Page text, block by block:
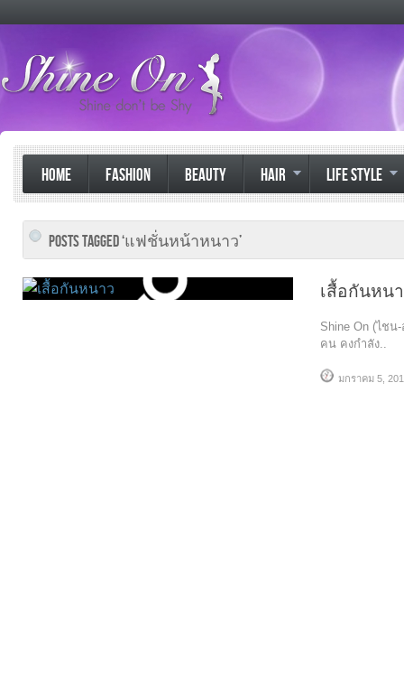
HOME FASHION BEAUTY HAIR LIFE STYLE
POSTS TAGGED ‘แฟชั่นหน้าหนาว’
เสื้อกันหน
Shine On (ไชน
คน คงกำลัง..
มกราคม 5,